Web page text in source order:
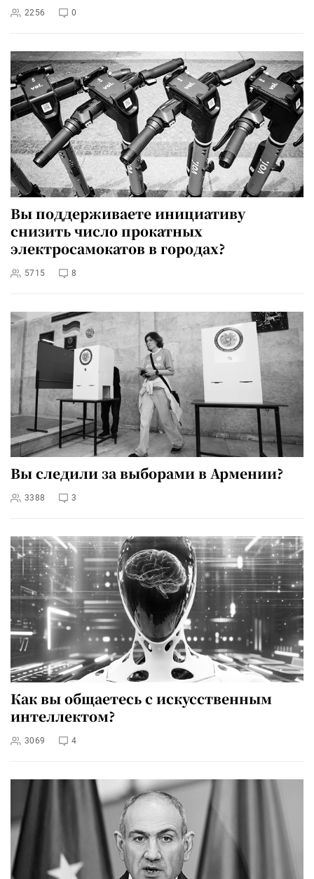
2256 0
Вы поддерживаете инициативу
снизить число прокатных
электросамокатов в городах?
5715 8
Вы следили за выборами в Армении?
3388 3
Как вы общаетесь с искусственным
интеллектом?
3069 4